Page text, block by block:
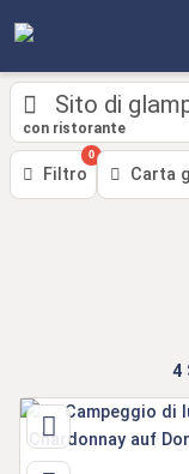
Sito di
con ristorante
Filtro
0
Carta
4